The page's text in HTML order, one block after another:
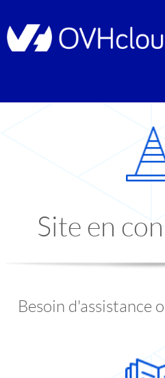
Site en
Besoin d'assistance